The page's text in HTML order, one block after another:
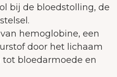
bij de bloedstolling, de
hemoglobine, een
door het lichaam
bloedarmoede en